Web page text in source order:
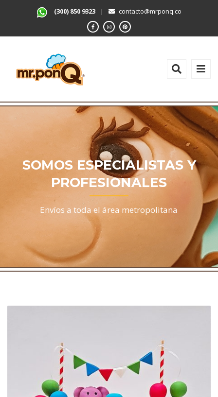
(300) 850 9323 | contacto@mrponq.co
SOMOS ESPECIALISTAS Y
PROFESIONALES
Envíos a toda el área metropolitana